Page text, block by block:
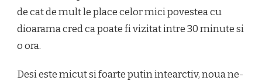
de cat de mult le place celor mici povestea cu
dioarama cred ca poate fi vizitat intre 30 minute si
o ora.
Desi este micut si foarte putin intearctiv, noua ne-